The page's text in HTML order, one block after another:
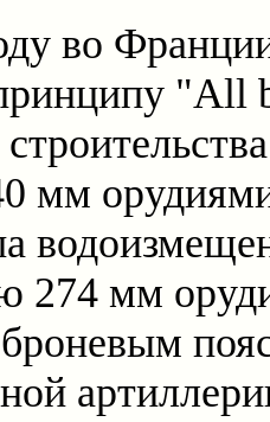
во
"All
мм
274 мм
броневым